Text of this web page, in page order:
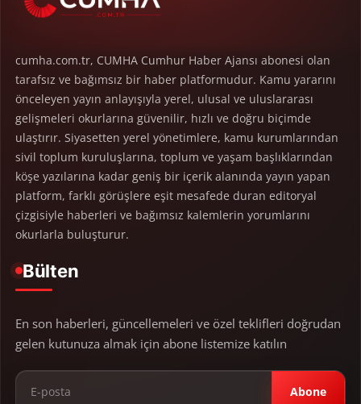
cumha.com.tr, CUMHA Cumhur Haber Ajansı abonesi olan
tarafsız ve bağımsız bir haber platformudur. Kamu yararını
önceleyen yayın anlayışıyla yerel, ulusal ve uluslararası
gelişmeleri okurlarına güvenilir, hızlı ve doğru biçimde
ulaştırır. Siyasetten yerel yönetimlere, kamu kurumlarından
sivil toplum kuruluşlarına, toplum ve yaşam başlıklarından
köşe yazılarına kadar geniş bir içerik alanında yayın yapan
platform, farklı görüşlere eşit mesafede duran editoryal
çizgisiyle haberleri ve bağımsız kalemlerin yorumlarını
okurlarla buluşturur.
Bülten
En son haberleri, güncellemeleri ve özel teklifleri doğrudan
gelen kutunuza almak için abone listemize katılın
Abone